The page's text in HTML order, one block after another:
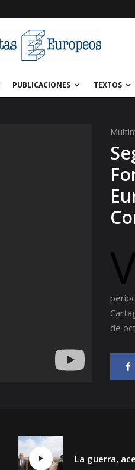
PUBLICACIONES TEXTOS
de